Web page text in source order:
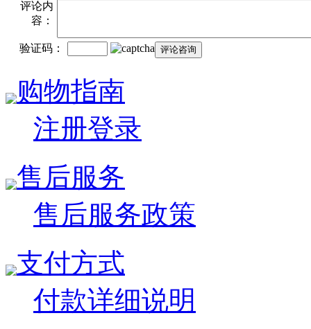
评论内
容：
验证码：
购物指南
注册登录
售后服务
售后服务政策
支付方式
付款详细说明